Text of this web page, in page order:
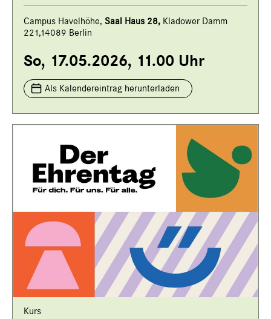
Campus Havelhöhe, Saal Haus 28, Kladower Damm
221,14089 Berlin
So, 17.05.2026, 11.00 Uhr
Als Kalendereintrag herunterladen
Kurs